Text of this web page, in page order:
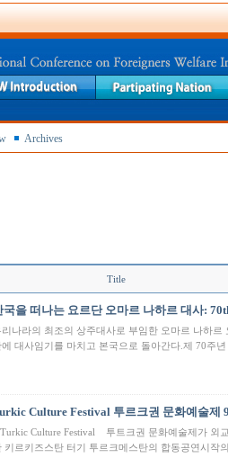
Archives
Title
국을 떠나는 요르단 오마르 나하르 대사:
리나라의 최조의 상주대사로 부임한 오마르 나하르
에 대사임기를 마치고 본국으로 돌아간다.제 70주
Culture Festival 투르크권 문화예술제
Turkic Culture Festival 투트크권 문화예술제가 외
키르키즈스탄 터기 투르크메스탄의 합동공연시작